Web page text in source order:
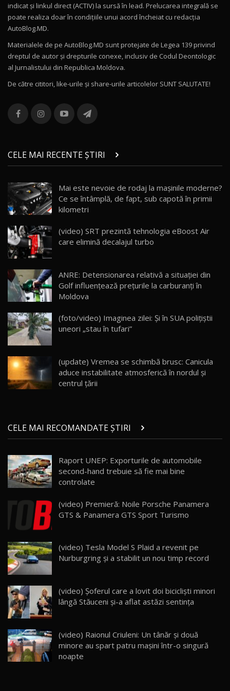
11
Noul Volvo ES90 / Test Drive AutoBlog.MD
12
Noul MG HS / Test Drive AutoBlog.MD
16:48
13
combină aventura cu luxul / AutoBlog.MD
36:08
chinez care face lumea să se întoarcă după el
/ AutoBlog.MD
17:27
15 14:37
16
AutoBlogMD
13:10
17 20:06
Va fi modelul nr.1 BYD în Moldova? BYD Seal U
30:08
AutoBlog.MD
23:36
20
Noul ZEEKR 7X / Test Drive AutoBlog.MD
29:08
21
AutoBlog.MD
16:59
22
Noua Mazda 6e / Test Drive AutoBlog.MD
26:59
Lynk & Co 01 / Test Drive AutoBlog.MD
25:19
24
ZEEKR 009: Cel mai Performant și Confortabil
Van Electric Testat în Moldova / AutoBlog.MD
26:38
25
mai Exclusiv și Puternic Defender Testat în
Moldova
32:21
26
AutoBlog.MD
10:57
indicat și linkul direct (ACTIV) la sursă în lead. Prelucarea integrală se
poate realiza doar în condițiile unui acord încheiat cu redacţia
AutoBlog.MD.
Materialele de pe AutoBlog.MD sunt protejate de Legea 139 privind
dreptul de autor și drepturile conexe, inclusiv de Codul Deontologic
al Jurnalistului din Republica Moldova.
De către cititori, like-urile şi share-urile articolelor SUNT SALUTATE!
CELE MAI RECENTE ȘTIRI
Mai este nevoie de rodaj la mașinile moderne?
Ce se întâmplă, de fapt, sub capotă în primii
kilometri
(video) SRT prezintă tehnologia eBoost Air
care elimină decalajul turbo
ANRE: Detensionarea relativă a situației din
Golf influențează prețurile la carburanți în
Moldova
(foto/video) Imaginea zilei: Și în SUA polițiștii
uneori „stau în tufari”
(update) Vremea se schimbă brusc: Canicula
aduce instabilitate atmosferică în nordul și
centrul țării
CELE MAI RECOMANDATE ȘTIRI
Raport UNEP: Exporturile de automobile
second-hand trebuie să fie mai bine
controlate
(video) Premieră: Noile Porsche Panamera
GTS & Panamera GTS Sport Turismo
(video) Tesla Model S Plaid a revenit pe
Nurburgring şi a stabilit un nou timp record
(video) Şoferul care a lovit doi biciclişti minori
lângă Stăuceni şi-a aflat astăzi sentinţa
(video) Raionul Criuleni: Un tânăr și două
minore au spart patru mașini într-o singură
noapte